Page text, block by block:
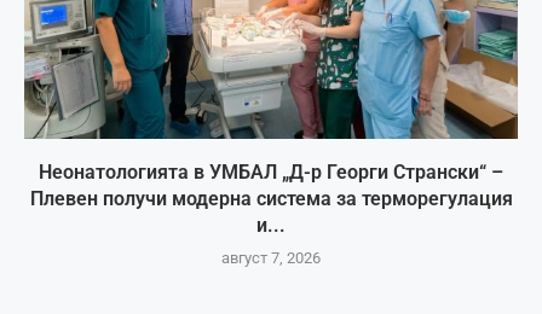
Неонатологията в УМБАЛ „Д-р Георги Странски“ –
Плевен получи модерна система за терморегулация
и...
август 7, 2026